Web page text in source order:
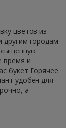
цветов из
другим городам
время и
букет Горячее
удобен для
а